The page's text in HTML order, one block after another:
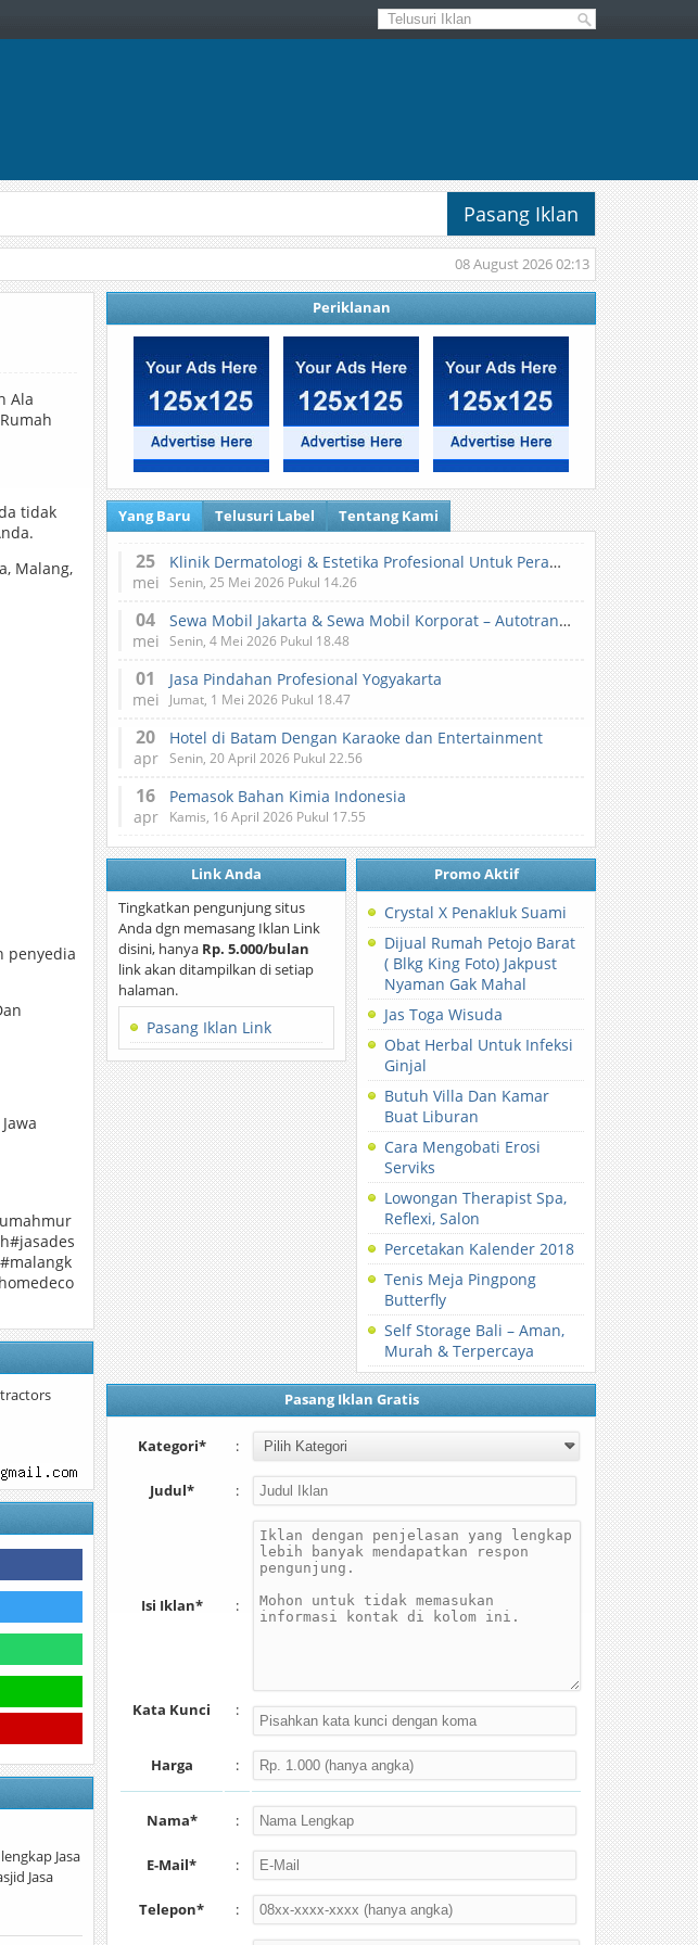
Pasang Iklan
08 August 2026 02:13
Ala
tidak
Malang,
penyedia
Jasa
Jasa
Periklanan
Yang Baru Telusuri Label Tentang Kami
25
mei
Klinik Dermatologi & Estetika Profesional Untuk Perawatan Kulit dan Kecantikan
Senin, 25 Mei 2026 Pukul 14.26
04
mei
Sewa Mobil Jakarta & Sewa Mobil Korporat – Autotranz Indonesia
Senin, 4 Mei 2026 Pukul 18.48
01
mei
Jasa Pindahan Profesional Yogyakarta
Jumat, 1 Mei 2026 Pukul 18.47
20
apr
Hotel di Batam Dengan Karaoke dan Entertainment
Senin, 20 April 2026 Pukul 22.56
16
apr
Pemasok Bahan Kimia Indonesia
Kamis, 16 April 2026 Pukul 17.55
Link Anda
Tingkatkan pengunjung situs
Anda dgn memasang Iklan Link
disini, hanya Rp. 5.000/bulan
link akan ditampilkan di setiap
halaman.
Pasang Iklan Link
Promo Aktif
Crystal X Penakluk Suami
Dijual Rumah Petojo Barat
( Blkg King Foto) Jakpust
Nyaman Gak Mahal
Jas Toga Wisuda
Obat Herbal Untuk Infeksi
Ginjal
Butuh Villa Dan Kamar
Buat Liburan
Cara Mengobati Erosi
Serviks
Lowongan Therapist Spa,
Reflexi, Salon
Percetakan Kalender 2018
Tenis Meja Pingpong
Butterfly
Self Storage Bali – Aman,
Murah & Terpercaya
Pasang Iklan Gratis
Kategori* :
Judul* :
Isi Iklan* :
Kata Kunci :
Harga :
Nama* :
E-Mail* :
Telepon* :